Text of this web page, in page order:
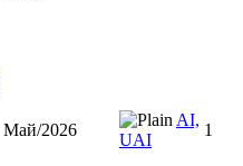
Май/2026
AI,
UAI
1